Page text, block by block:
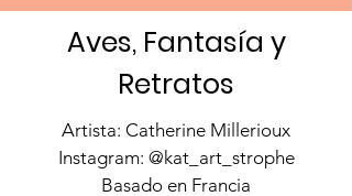
Aves, Fantasía y
Retratos
Artista: Catherine Millerioux
Instagram: @kat_art_strophe
Basado en Francia